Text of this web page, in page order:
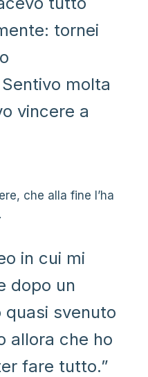
tornei
molta
vincere a
che alla fine l’ha
in cui mi
dopo un
quasi svenuto
allora che ho
fare tutto.”